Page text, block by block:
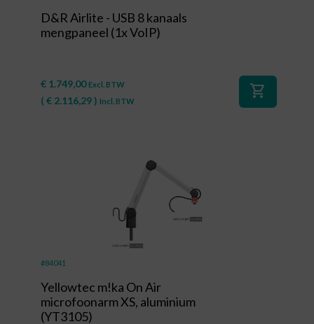
D&R Airlite - USB 8 kanaals
mengpaneel (1x VoIP)
€ 1.749,00 Excl. BTW
( € 2.116,29) Incl. BTW
shopping_cart
#84041
Yellowtec m!ka On Air
microfoonarm XS, aluminium
(YT3105)